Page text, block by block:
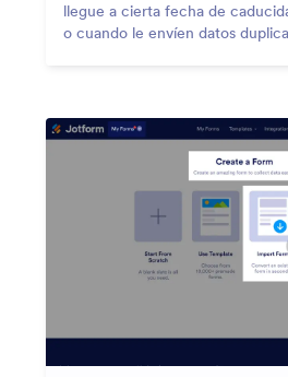
llegue a cierta fecha de
o cuando le envíen datos